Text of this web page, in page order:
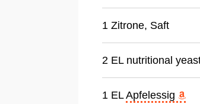
1 Zitrone, Saft
2 EL nutritional
1 ELApfelessig